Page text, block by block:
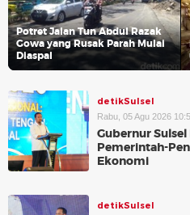
Potret Jalan Tun Abdul Razak
Gowa yang Rusak Parah Mulai
Diaspal
detikSulsel
Rabu, 05 Agu 2026
Gubernur
Pemerintah-
Ekonomi
detikSulsel